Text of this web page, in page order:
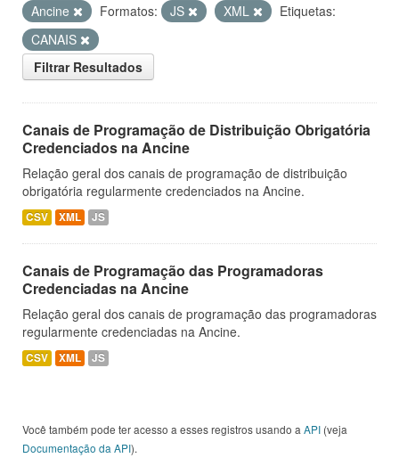
Ancine
Formatos: JS XML
Etiquetas:
CANAIS
Filtrar Resultados
Canais de Programação de Distribuição Obrigatória
Credenciados na Ancine
Relação geral dos canais de programação de distribuição
obrigatória regularmente credenciados na Ancine.
CSV XML JS
Canais de Programação das Programadoras
Credenciadas na Ancine
Relação geral dos canais de programação das programadoras
regularmente credenciadas na Ancine.
CSV XML JS
Você também pode ter acesso a esses registros usando a API (veja
Documentação da API).